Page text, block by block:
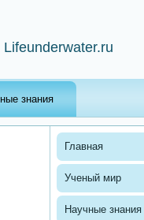
Lifeunderwater.ru
знания
Главная
Ученый мир
Научные знания